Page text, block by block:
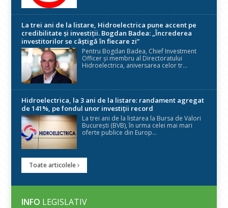
La trei ani de la listare, Hidroelectrica pune accent pe
credibilitate și investiții. Bogdan Badea: „Încrederea
investitorilor se câștigă în fiecare zi”
Pentru Bogdan Badea, Chief Investment
Officer și membru al Directoratului
Hidroelectrica, aniversarea celor tr...
Hidroelectrica, la 3 ani de la listare: randament agregat
de 141%, pe fondul unor investiții record
La trei ani de la listarea la Bursa de Valori
București (BVB), în urma celei mai mari
oferte publice din Europ...
Toate articolele
INFO LEGISLATIV